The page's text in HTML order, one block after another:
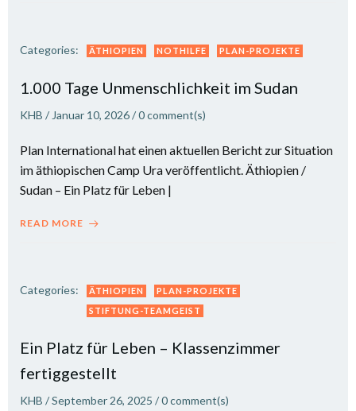
Categories: ÄTHIOPIEN NOTHILFE PLAN-PROJEKTE
1.000 Tage Unmenschlichkeit im Sudan
KHB / Januar 10, 2026/0comment(s)
Plan International hat einen aktuellen Bericht zur Situation
im äthiopischen Camp Ura veröffentlicht. Äthiopien /
Sudan – Ein Platz für Leben |
READ MORE
Categories: ÄTHIOPIEN
PLAN-PROJEKTE
STIFTUNG-TEAMGEIST
Ein Platz für Leben – Klassenzimmer
fertiggestellt
KHB /September 26, 2025 /0comment(s)